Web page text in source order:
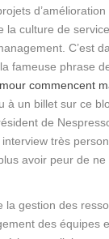
la culture de
C’est
fameuse phrase
commencent
à un billet sur ce
de
très
avoir peur de ne
la gestion des
des équipes